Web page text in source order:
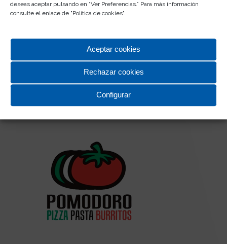
deseas aceptar pulsando en “Ver Preferencias.” Para más información
consulte el enlace de "Política de cookies".
Aceptar cookies
Rechazar cookies
Configurar
120 entradas y 2 bonos a todos los miembros del